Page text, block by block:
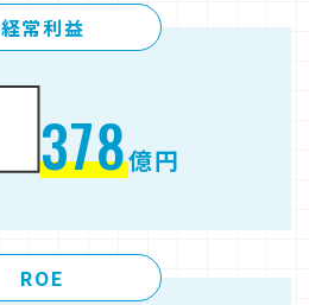
経常利益
378億円
ROE